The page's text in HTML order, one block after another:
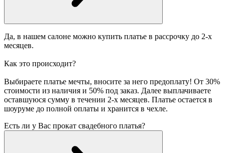
Да, в нашем салоне можно купить платье в рассрочку до 2-х
месяцев.
Как это происходит?
Выбираете платье мечты, вносите за него предоплату! От 30%
стоимости из наличия и 50% под заказ. Далее выплачиваете
оставшуюся сумму в течении 2-х месяцев. Платье остается в
шоуруме до полной оплаты и хранится в чехле.
Есть ли у Вас прокат свадебного платья?